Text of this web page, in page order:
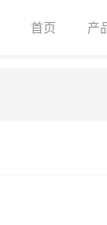
首页 产